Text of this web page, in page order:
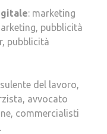
: marketing
pubblicità
pubblicità
del lavoro,
avvocato
commercialisti